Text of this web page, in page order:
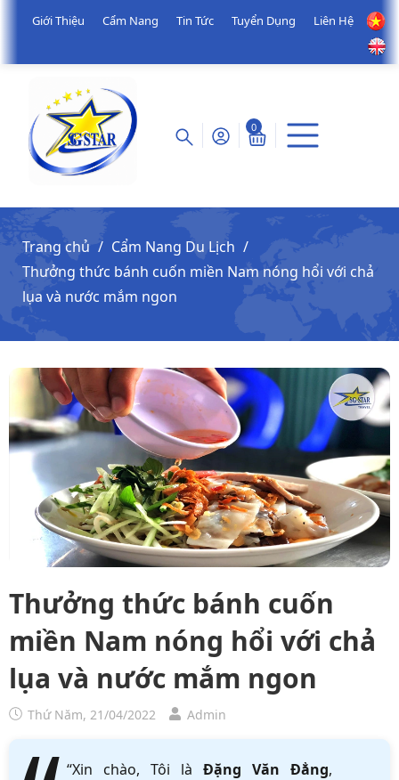
Giới Thiệu Cẩm Nang Tin Tức Tuyển Dụng Liên Hệ
0
Trang chủ
Cẩm Nang Du Lịch
Thưởng thức bánh cuốn miền Nam nóng hổi với chả
lụa và nước mắm ngon
Thưởng thức bánh cuốn
miền Nam nóng hổi với chả
lụa và nước mắm ngon
Thứ Năm, 21/04/2022 Admin
“Xin chào, Tôi là Đặng Văn Đẳng,